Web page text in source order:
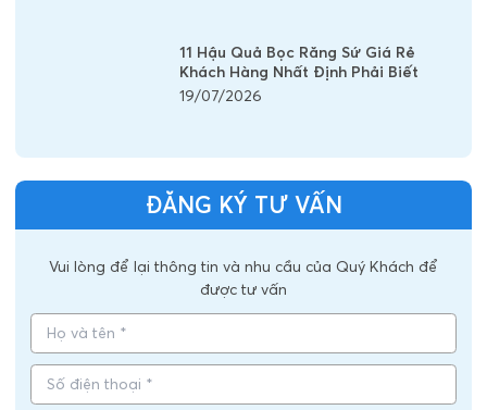
11 Hậu Quả Bọc Răng Sứ Giá Rẻ
Khách Hàng Nhất Định Phải Biết
19/07/2026
ĐĂNG KÝ TƯ VẤN
Vui lòng để lại thông tin và nhu cầu của Quý Khách để
được tư vấn